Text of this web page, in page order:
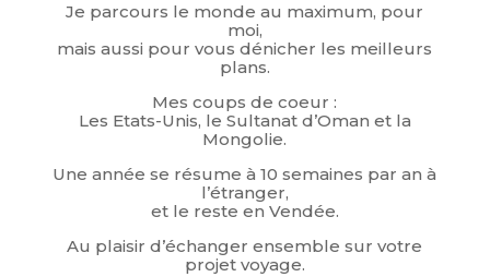
Je parcours le monde au maximum, pour
moi,
mais aussi pour vous dénicher les meilleurs
plans.
Mes coups de coeur :
Les Etats-Unis, le Sultanat d’Oman et la
Mongolie.
Une année se résume à 10 semaines par an à
l’étranger,
et le reste en Vendée.
Au plaisir d’échanger ensemble sur votre
projet voyage.